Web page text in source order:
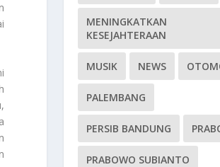
MENINGKATKAN
KESEJAHTERAAN
MUSIK NEWS
PALEMBANG
PERSIB BANDUNG
PRABOWO SUBIANTO